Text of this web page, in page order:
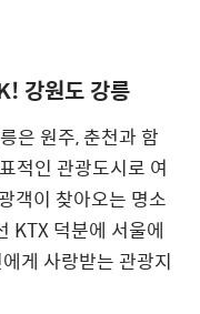
강원도 강릉
은 원주, 춘천과 함
적인 관광도시로 여
객이 찾아오는 명소
KTX 덕분에 서울에
게 사랑받는 관광지